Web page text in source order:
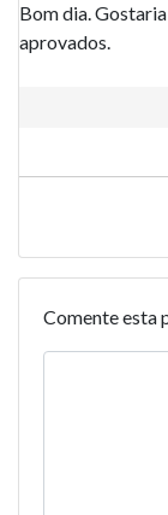
Bom dia.
aprovados.
Comente esta